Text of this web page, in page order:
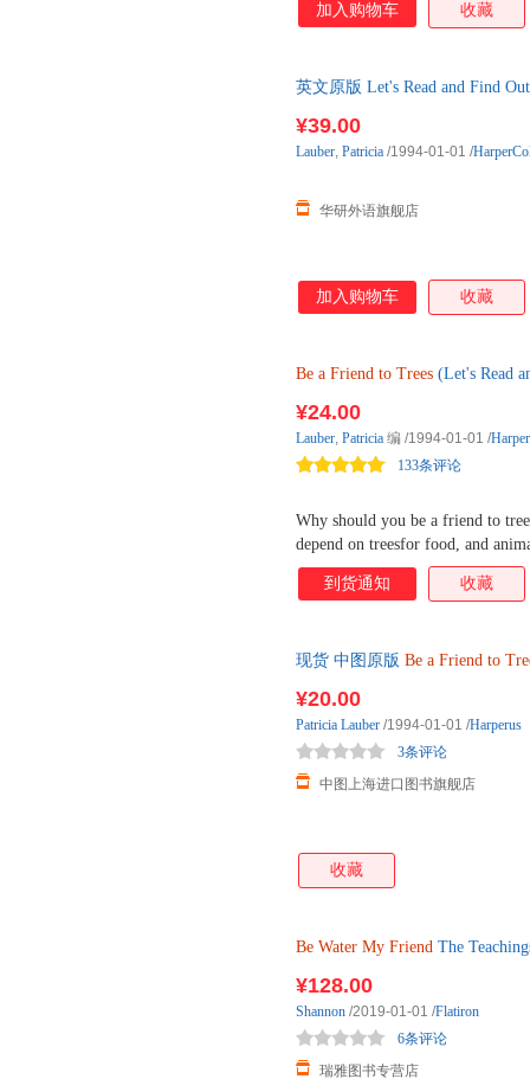
加入购物车 收藏
英文原版 Let's Read and Find
¥39.00
华研外语旗舰店
Lauber, Patricia /1994-01-01 /
加入购物车 收藏
Be a Friend to Trees (Let's Read
Why should you be a friend to
depend on treesfor food, and
Butmost important, we depend on
to the air. While trees give us
¥24.00
133条评论
Lauber, Patricia 编 /1994-01-01 /
到货通知 收藏
现货 中图原版 Be a Friend to
¥20.00
中图上海进口图书旗舰店
3条评论
Patricia Lauber /1994-01-01 /Harperus
收藏
Be Water My Friend The
¥128.00
瑞雅图书专营店
6条评论
Shannon /2019-01-01 /Flatiron